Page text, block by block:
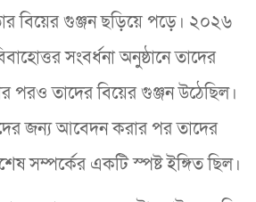
বিয়ের গুঞ্জন ছড়িয়ে পড়ে। ২০২৬
সংবর্ধনা অনুষ্ঠানে তাদের
পরও তাদের বিয়ের গুঞ্জন উঠেছিল।
জন্য আবেদন করার পর তাদের
সম্পর্কের একটি স্পষ্ট ইঙ্গিত ছিল।